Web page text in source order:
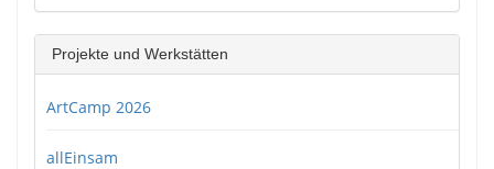
Projekte und Werkstätten
ArtCamp 2026
allEinsam